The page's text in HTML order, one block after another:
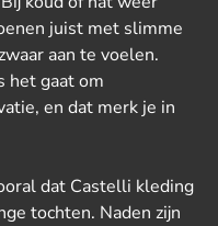
juist met slimme
aan te voelen.
het gaat om
en dat merk je in
dat Castelli kleding
tochten. Naden zijn